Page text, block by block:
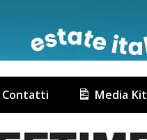
Contatti Media Kit